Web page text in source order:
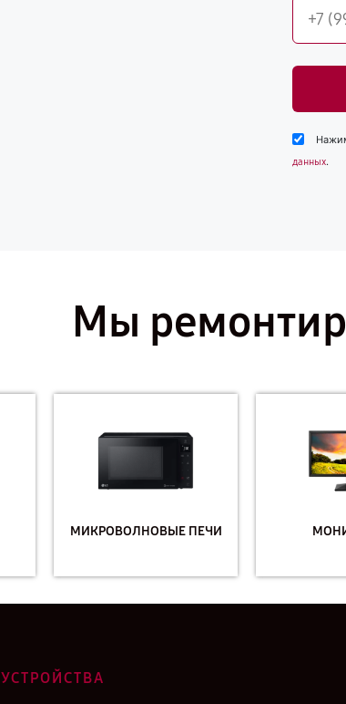
данных.
Мы
МИКРОВОЛНОВЫЕ ПЕЧИ
УСТРОЙСТВА